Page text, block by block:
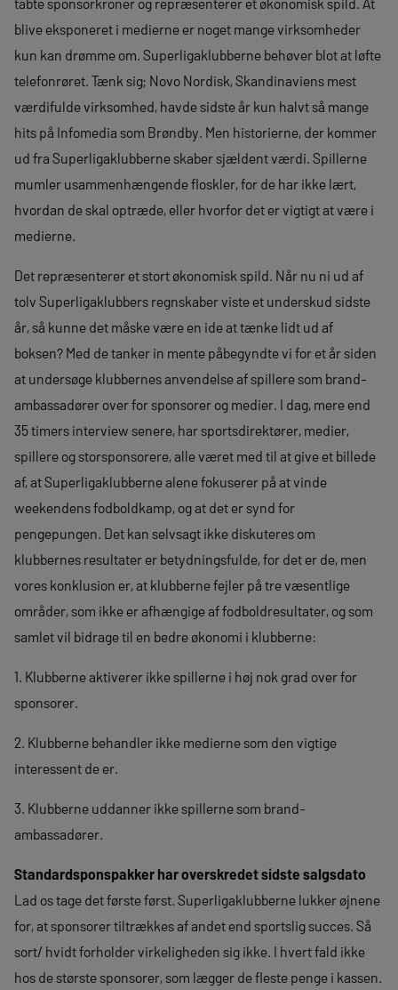
blive eksponeret i medierne er noget mange virksomheder
kun kan drømme om. Superligaklubberne behøver blot at løfte
telefonrøret. Tænk sig; Novo Nordisk, Skandinaviens mest
værdifulde virksomhed, havde sidste år kun halvt så mange
hits på Infomedia som Brøndby. Men historierne, der kommer
ud fra Superligaklubberne skaber sjældent værdi. Spillerne
mumler usammenhængende floskler, for de har ikke lært,
hvordan de skal optræde, eller hvorfor det er vigtigt at være i
medierne.
Det repræsenterer et stort økonomisk spild. Når nu ni ud af
tolv Superligaklubbers regnskaber viste et underskud sidste
år, så kunne det måske være en ide at tænke lidt ud af
boksen? Med de tanker in mente påbegyndte vi for et år siden
at undersøge klubbernes anvendelse af spillere som brand-
ambassadører over for sponsorer og medier. I dag, mere end
35 timers interview senere, har sportsdirektører, medier,
spillere og storsponsorere, alle været med til at give et billede
af, at Superligaklubberne alene fokuserer på at vinde
weekendens fodboldkamp, og at det er synd for
pengepungen. Det kan selvsagt ikke diskuteres om
klubbernes resultater er betydningsfulde, for det er de, men
vores konklusion er, at klubberne fejler på tre væsentlige
områder, som ikke er afhængige af fodboldresultater, og som
samlet vil bidrage til en bedre økonomi i klubberne:
1. Klubberne aktiverer ikke spillerne i høj nok grad over for
sponsorer.
2. Klubberne behandler ikke medierne som den vigtige
interessent de er.
3. Klubberne uddanner ikke spillerne som brand-
ambassadører.
Standardsponspakker har overskredet sidste salgsdato
Lad os tage det første først. Superligaklubberne lukker øjnene
for, at sponsorer tiltrækkes af andet end sportslig succes. Så
sort/ hvidt forholder virkeligheden sig ikke. I hvert fald ikke
hos de største sponsorer, som lægger de fleste penge i kassen.